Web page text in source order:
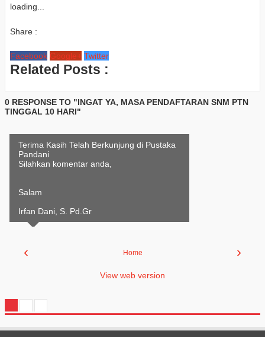
loading...
Share :
Facebook Google+ Twitter
Related Posts :
0 RESPONSE TO "INGAT YA, MASA PENDAFTARAN SNM PTN
TINGGAL 10 HARI"
Terima Kasih Telah Berkunjung di Pustaka
Pandani
Silahkan komentar anda,
Salam
Irfan Dani, S. Pd.Gr
‹ ›
Home
View web version